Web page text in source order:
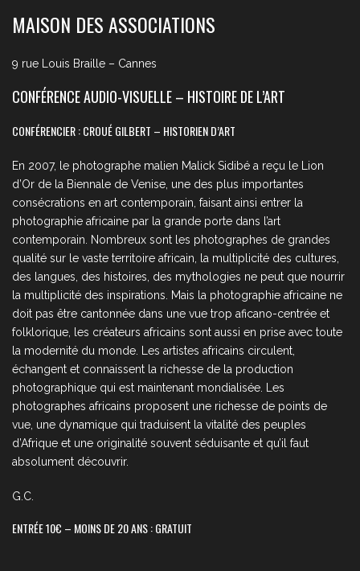
MAISON DES ASSOCIATIONS
9 rue Louis Braille – Cannes
CONFÉRENCE AUDIO-VISUELLE – HISTOIRE DE L’ART
CONFÉRENCIER : CROUÉ GILBERT – HISTORIEN D’ART
En 2007, le photographe malien Malick Sidibé a reçu le Lion
d’Or de la Biennale de Venise, une des plus importantes
consécrations en art contemporain, faisant ainsi entrer la
photographie africaine par la grande porte dans l’art
contemporain. Nombreux sont les photographes de grandes
qualité sur le vaste territoire africain, la multiplicité des cultures,
des langues, des histoires, des mythologies ne peut que nourrir
la multiplicité des inspirations. Mais la photographie africaine ne
doit pas être cantonnée dans une vue trop aficano-centrée et
folklorique, les créateurs africains sont aussi en prise avec toute
la modernité du monde. Les artistes africains circulent,
échangent et connaissent la richesse de la production
photographique qui est maintenant mondialisée. Les
photographes africains proposent une richesse de points de
vue, une dynamique qui traduisent la vitalité des peuples
d’Afrique et une originalité souvent séduisante et qu’il faut
absolument découvrir.
G.C.
ENTRÉE 10€ – MOINS DE 20 ANS : GRATUIT